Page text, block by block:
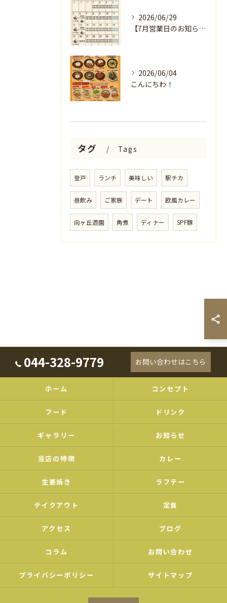
2026/06/29
【7月営業日のお知らせ🌻】
2026/06/04
こんにちわ！
タグ Tags
登戸 ランチ 美味しい 駅チカ
昼飲み ご家族 デート 欧風カレー
向ヶ丘遊園 角煮 ディナー SPF豚
044-328-9779 お問い合わせはこちら
ホーム コンセプト
フード ドリンク
ギャラリー お知らせ
当店の特徴 カレー
生姜焼き ラフテー
テイクアウト 定食
アクセス ブログ
コラム お問い合わせ
プライバシーポリシー サイトマップ